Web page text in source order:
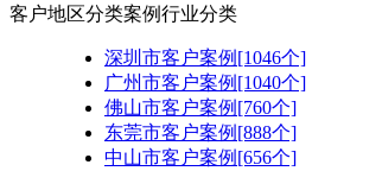
客户地区分类案例行业分类
深圳市客户案例[1046个]
广州市客户案例[1040个]
佛山市客户案例[760个]
东莞市客户案例[888个]
中山市客户案例[656个]